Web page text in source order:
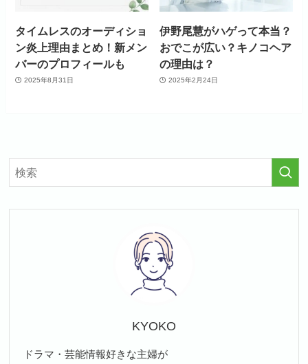
タイムレスのオーディショ
ン炎上理由まとめ！新メン
バーのプロフィールも
2025年8月31日
伊野尾慧がハゲって本当？
おでこが広い？キノコヘア
の理由は？
2025年2月24日
KYOKO
ドラマ・芸能情報好きな主婦が